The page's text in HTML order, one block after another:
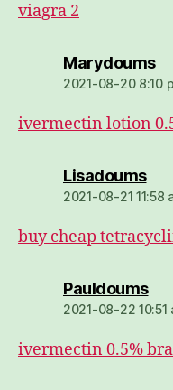
viagra 2
Marydoumsdio:
2021-08-20 8:10
ivermectin lotion
Lisadoumsdio:
2021-08-21 11:58
buy cheap
Pauldoumsdio:
2021-08-22 10:51
ivermectin 0.5%